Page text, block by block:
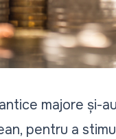
majore și-
pentru a